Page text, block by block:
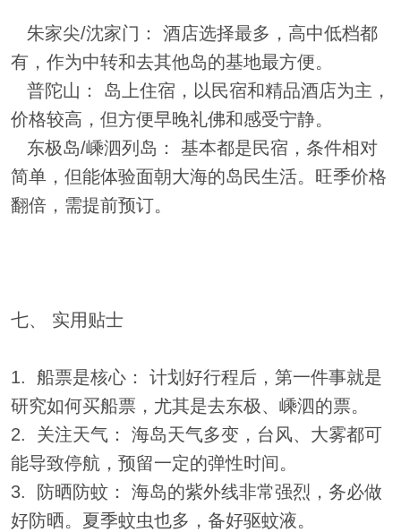
朱家尖/沈家门： 酒店选择最多，高中低档都
有，作为中转和去其他岛的基地最方便。
普陀山： 岛上住宿，以民宿和精品酒店为主，
价格较高，但方便早晚礼佛和感受宁静。
东极岛/嵊泗列岛： 基本都是民宿，条件相对
简单，但能体验面朝大海的岛民生活。旺季价格
翻倍，需提前预订。
七、 实用贴士
1. 船票是核心： 计划好行程后，第一件事就是
研究如何买船票，尤其是去东极、嵊泗的票。
2. 关注天气： 海岛天气多变，台风、大雾都可
能导致停航，预留一定的弹性时间。
3. 防晒防蚊： 海岛的紫外线非常强烈，务必做
好防晒。夏季蚊虫也多，备好驱蚊液。